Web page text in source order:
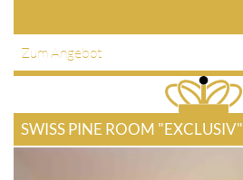
Zum Angebot
SWISS PINE ROOM "EXCLUSIV"